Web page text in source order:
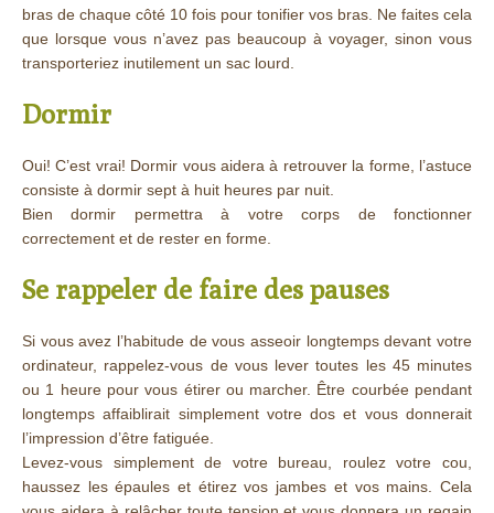
bras de chaque côté 10 fois pour tonifier vos bras. Ne faites cela
que lorsque vous n’avez pas beaucoup à voyager, sinon vous
transporteriez inutilement un sac lourd.
Dormir
Oui! C’est vrai! Dormir vous aidera à retrouver la forme, l’astuce
consiste à dormir sept à huit heures par nuit.
Bien dormir permettra à votre corps de fonctionner
correctement et de rester en forme.
Se rappeler de faire des pauses
Si vous avez l’habitude de vous asseoir longtemps devant votre
ordinateur, rappelez-vous de vous lever toutes les 45 minutes
ou 1 heure pour vous étirer ou marcher. Être courbée pendant
longtemps affaiblirait simplement votre dos et vous donnerait
l’impression d’être fatiguée.
Levez-vous simplement de votre bureau, roulez votre cou,
haussez les épaules et étirez vos jambes et vos mains. Cela